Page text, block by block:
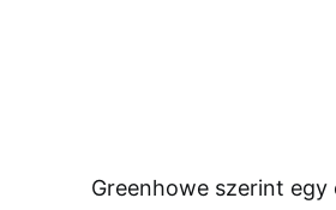
Greenhowe szerint egy